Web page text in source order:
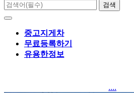
검색
중고지게차
무료등록하기
유용한정보
....